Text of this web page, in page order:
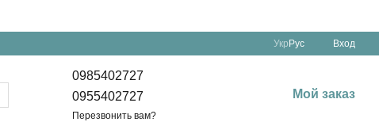
Укр Рус Вход
0985402727
0955402727
Перезвонить вам?
Мой заказ